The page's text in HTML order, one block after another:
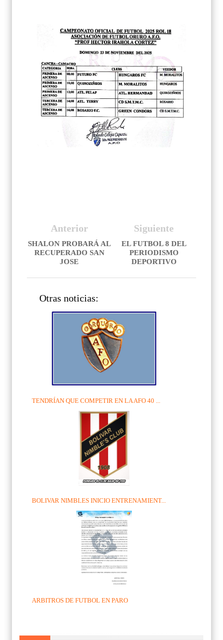
Siguiente
EL FUTBOL 8 DEL
PERIODISMO
DEPORTIVO
Anterior
SHALON PROBARÁ AL
RECUPERADO SAN
JOSE
Otras noticias:
TENDRÍAN QUE COMPETIR EN LA AFO 40 ...
BOLIVAR NIMBLES INICIO ENTRENAMIENT...
ARBITROS DE FUTBOL EN PARO